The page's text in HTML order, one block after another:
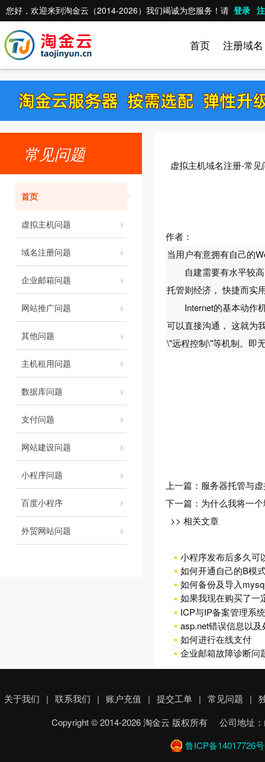
您好，欢迎来到淘金云（2014-2026）我们竭诚为您服务！请 登录
注册域名
首页
常见问题
首页
虚拟主机问题
域名注册问题
企业邮箱问题
网站推广问题
其他问题
主机租用问题
数据库问题
支付问题
网站建设问题
小程序问题
百度小程序
外贸网站问题
虚拟主机域名注册-常见
作者：
当用户有意拥有自己的
自建需要有水平较高
托管则经济， 快捷而实
Internet的基本动作机
可以直接沟通， 这就为
\"远程控制\"等机制。即
上一篇： 服务器托管与
下一篇： 为什么我将一
>> 相关文章
小程序发布后多久可
如何开通自己的B模
如何备份及导入
如果我现在购买了一
ICP与IP备案管理系
asp.net错误信息以
如何进行在线支付
企业邮箱故障诊断问
关于我们 | 联系我们 | 账户充值 | 提交工单 | 常见问题 |
Copyright © 2014-2026 淘金云 版权所有 公司地址
鲁ICP备14017726